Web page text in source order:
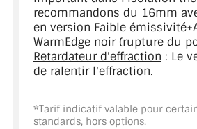
recommandons du 16mm
en version Faible
WarmEdge noir (rupture du
Retardateur d'effraction : Le
de ralentir l'effraction.
*Tarif indicatif valable pour
standards, hors options.